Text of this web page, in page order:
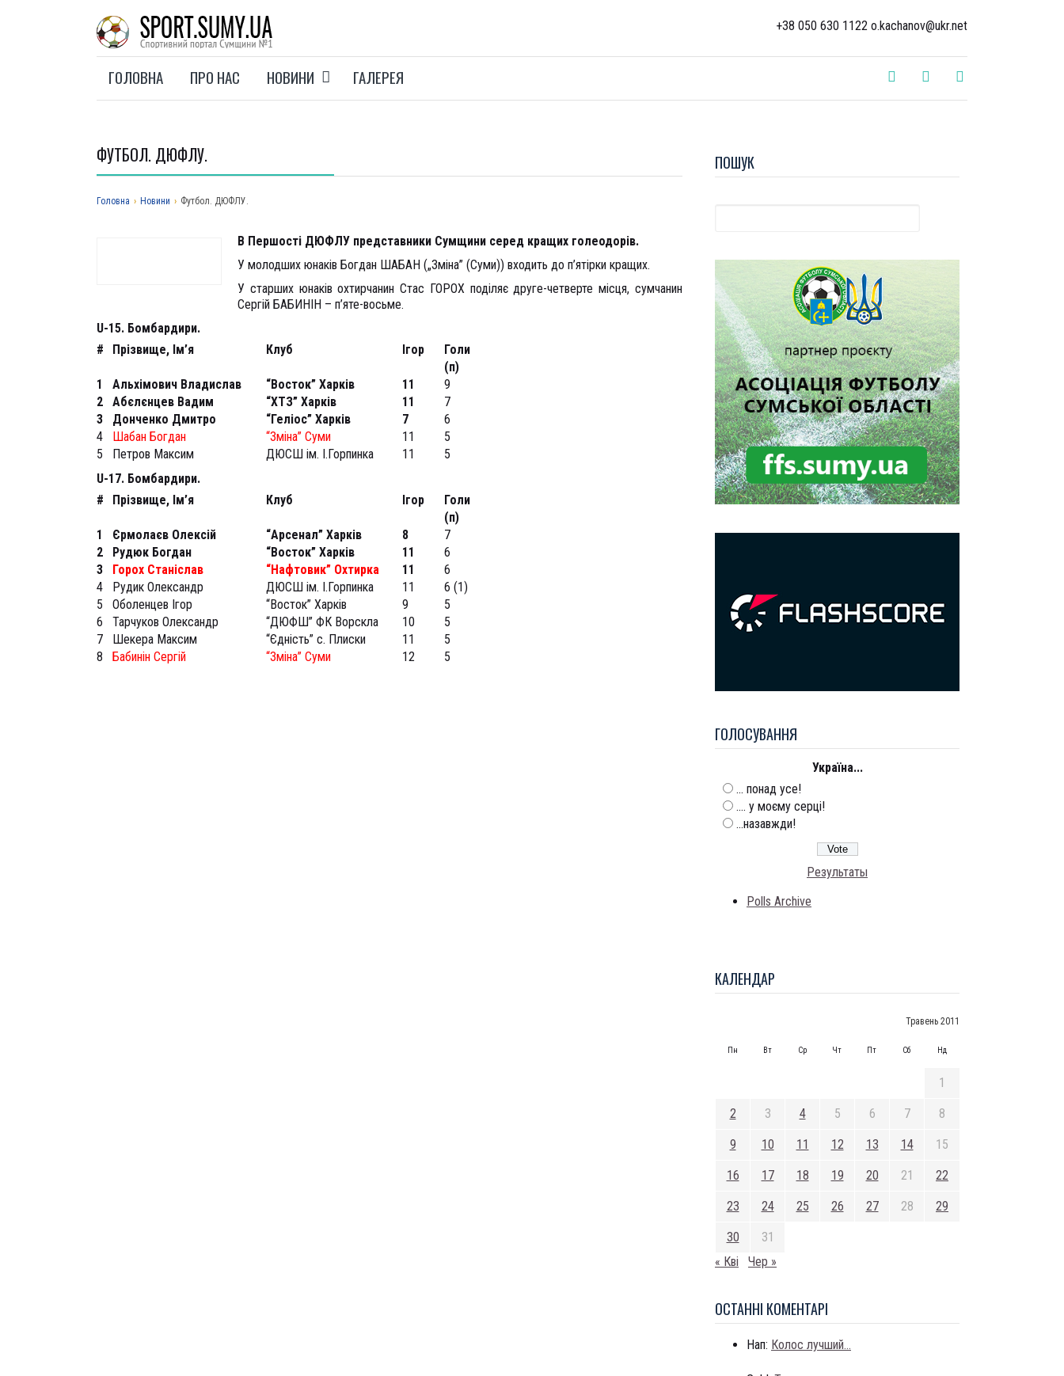
+38 050 630 1122 o.kachanov@ukr.net
ГОЛОВНА ПРО НАС НОВИНИ ГАЛЕРЕЯ
ПОШУК
ГОЛОСУВАННЯ
Україна...
... понад усе!
.... у моєму серці!
...назавжди!
Результаты
Polls Archive
КАЛЕНДАР
Травень 2011
Пн Вт Ср Чт Пт Сб Нд
1
2 3 4 5 6 7 8
9 10 11 12 13 14 15
16 17 18 19 20 21 22
23 24 25 26 27 28 29
30
31
« Кві
Чер »
ОСТАННI КОМЕНТАРI
Нап: Колос лучший...
ФУТБОЛ. ДЮФЛУ.
Головна › Новини › Футбол. ДЮФЛУ.
В Першості ДЮФЛУ представники Сумщини серед кращих голеодорів.
У молодших юнаків Богдан ШАБАН („Зміна” (Суми)) входить до п’ятірки кращих.
У старших юнаків охтирчанин Стас ГОРОХ поділяє друге-четверте місця, сумчанин
Сергій БАБИНІН – п’яте-восьме.
U-15. Бомбардири.
#
Прізвище, Ім’я Клуб Ігор
Голи
(п)
1
Альхімович Владислав “Восток” Харків 11
9
2
Абєлєнцев Вадим “ХТЗ” Харків 11
7
3
Донченко Дмитро “Геліос” Харків 7
6
4
Шабан Богдан “Зміна” Суми 11
5
5
Петров Максим ДЮСШ ім. І.Горпинка 11
5
U-17. Бомбардири.
#
Прізвище, Ім’я Клуб Ігор
Голи
(п)
1
Єрмолаєв Олексій “Арсенал” Харків 8
7
2
Рудюк Богдан “Восток” Харків 11
6
3
Горох Станіслав “Нафтовик” Охтирка 11
6
4
Рудик Олександр ДЮСШ ім. І.Горпинка 11
6 (1)
5
Оболенцев Ігор “Восток” Харків 9
5
6
Тарчуков Олександр “ДЮФШ” ФК Ворскла 10
5
7
Шекера Максим “Єдність” с. Плиски 11
5
8
Бабинін Сергій “Зміна” Суми 12 5